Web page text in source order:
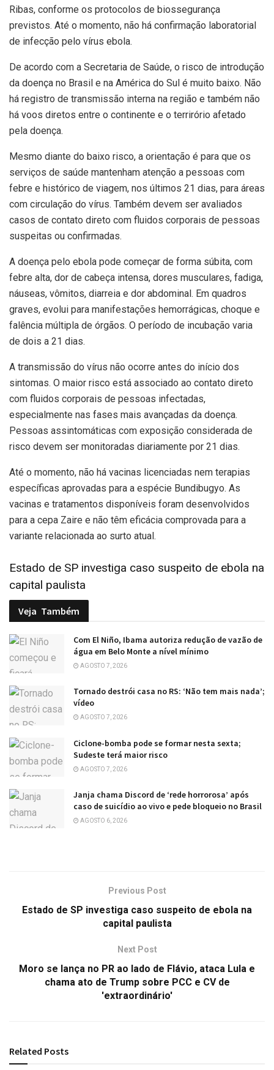
Ribas, conforme os protocolos de biossegurança
previstos. Até o momento, não há confirmação laboratorial
de infecção pelo vírus ebola.
De acordo com a Secretaria de Saúde, o risco de introdução
da doença no Brasil e na América do Sul é muito baixo. Não
há registro de transmissão interna na região e também não
há voos diretos entre o continente e o terrirório afetado
pela doença.
Mesmo diante do baixo risco, a orientação é para que os
serviços de saúde mantenham atenção a pessoas com
febre e histórico de viagem, nos últimos 21 dias, para áreas
com circulação do vírus. Também devem ser avaliados
casos de contato direto com fluidos corporais de pessoas
suspeitas ou confirmadas.
A doença pelo ebola pode começar de forma súbita, com
febre alta, dor de cabeça intensa, dores musculares, fadiga,
náuseas, vômitos, diarreia e dor abdominal. Em quadros
graves, evolui para manifestações hemorrágicas, choque e
falência múltipla de órgãos. O período de incubação varia
de dois a 21 dias.
A transmissão do vírus não ocorre antes do início dos
sintomas. O maior risco está associado ao contato direto
com fluidos corporais de pessoas infectadas,
especialmente nas fases mais avançadas da doença.
Pessoas assintomáticas com exposição considerada de
risco devem ser monitoradas diariamente por 21 dias.
Até o momento, não há vacinas licenciadas nem terapias
específicas aprovadas para a espécie Bundibugyo. As
vacinas e tratamentos disponíveis foram desenvolvidos
para a cepa Zaire e não têm eficácia comprovada para a
variante relacionada ao surto atual.
Estado de SP investiga caso suspeito de ebola na
capital paulista
Veja Também
Com El Niño, Ibama autoriza redução de vazão de
água em Belo Monte a nível mínimo
AGOSTO 7, 2026
Tornado destrói casa no RS: ‘Não tem mais nada’;
vídeo
AGOSTO 7, 2026
Ciclone-bomba pode se formar nesta sexta;
Sudeste terá maior risco
AGOSTO 7, 2026
Janja chama Discord de ‘rede horrorosa’ após
caso de suicídio ao vivo e pede bloqueio no Brasil
AGOSTO 6, 2026
Previous Post
Estado de SP investiga caso suspeito de ebola na
capital paulista
Next Post
Moro se lança no PR ao lado de Flávio, ataca Lula e
chama ato de Trump sobre PCC e CV de
'extraordinário'
Related Posts